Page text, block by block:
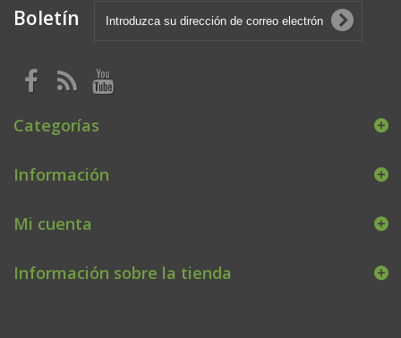
Boletín
Categorías
Información
Mi cuenta
Información sobre la tienda